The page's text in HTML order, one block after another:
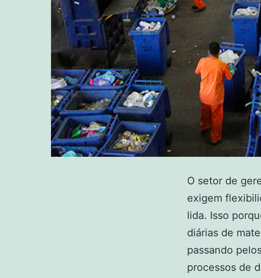
O setor de
exigem
lida. Isso
diárias de
passando
processos de